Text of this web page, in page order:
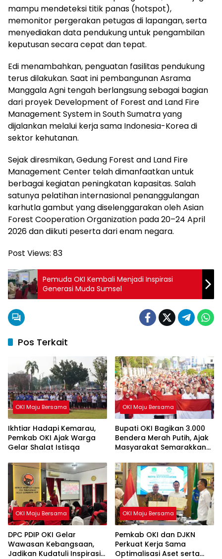
mampu mendeteksi titik panas (hotspot),
memonitor pergerakan petugas di lapangan, serta
menyediakan data pendukung untuk pengambilan
keputusan secara cepat dan tepat.
Edi menambahkan, penguatan fasilitas pendukung
terus dilakukan. Saat ini pembangunan Asrama
Manggala Agni tengah berlangsung sebagai bagian
dari proyek Development of Forest and Land Fire
Management System in South Sumatra yang
dijalankan melalui kerja sama Indonesia-Korea di
sektor kehutanan.
Sejak diresmikan, Gedung Forest and Land Fire
Management Center telah dimanfaatkan untuk
berbagai kegiatan peningkatan kapasitas. Salah
satunya pelatihan internasional penanggulangan
karhutla gambut yang diselenggarakan oleh Asian
Forest Cooperation Organization pada 20–24 April
2026 dan diikuti peserta dari enam negara.
Post Views: 83
Pemuda OKI Kembali Menjadi Inspirasi
Generasi Muda Sumsel
Pos Terkait
OKI Maju Bersama
Ikhtiar Hadapi Kemarau,
Pemkab OKI Ajak Warga
Gelar Shalat Istisqa
OKI Maju Bersama
Bupati OKI Bagikan 3.000
Bendera Merah Putih, Ajak
Masyarakat Semarakkan
OKI Maju Bersama
DPC PDIP OKI Gelar
Wawasan Kebangsaan,
Jadikan Kudatuli Inspirasi
OKI Maju Bersama
Pemkab OKI dan DJKN
Perkuat Kerja Sama
Optimalisasi Aset serta